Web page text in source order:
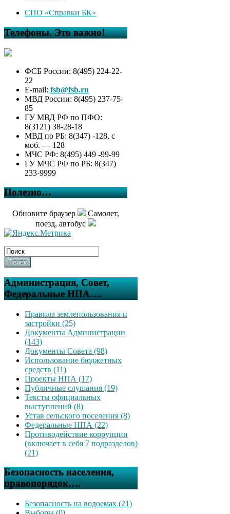
СПО «Справки БК»
Телефоны. Это важно!
ФСБ России: 8(495) 224-22-
22
E-mail: fsb@fsb.ru
МВД России: 8(495) 237-75-
85
ГУ МВД РФ по ПФО:
8(3121) 38-28-18
МВД по РБ: 8(347) -128, с
моб. — 128
МЧС РФ: 8(495) 449 -99-99
ГУ МЧС РФ по РБ: 8(347)
233-9999
Полезно…
Обновите браузер
Самолет,
поезд, автобус
Поиск
Администрация, Совет,
Федеральные НПА….
Правила землепользования и
застройки (25)
Документы Администрации
(143)
Документы Совета (98)
Использование бюджетных
средств (11)
Проекты НПА (17)
Публичные слушания (19)
Тексты официальных
выступлений (8)
Устав сельского поселения (8)
Федеральные НПА (22)
Противодействие коррупции
(включает в себя 7 подразделов)
(21)
Безопасность населения,
правопорядок….
Безопасность на водоемах (21)